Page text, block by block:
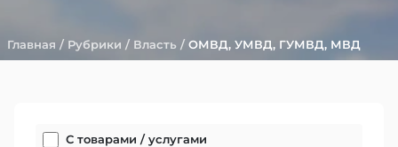
Главная / Рубрики / Власть / ОМВД, УМВД, ГУМВД, МВД
С товарами / услугами